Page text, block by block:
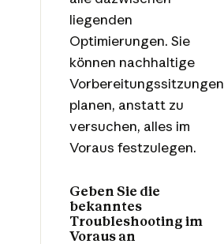
liegenden
Optimierungen. Sie
können nachhaltige
Vorbereitungssitzungen
planen, anstatt zu
versuchen, alles im
Voraus festzulegen.
Geben Sie die
bekanntes
Troubleshooting im
Voraus an